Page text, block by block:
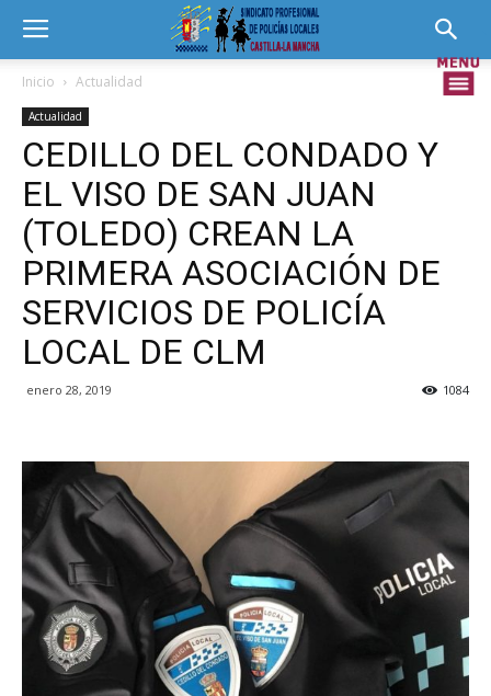
Inicio Actualidad
Actualidad
CEDILLO DEL CONDADO Y
EL VISO DE SAN JUAN
(TOLEDO) CREAN LA
PRIMERA ASOCIACIÓN DE
SERVICIOS DE POLICÍA
LOCAL DE CLM
enero 28, 2019 1084